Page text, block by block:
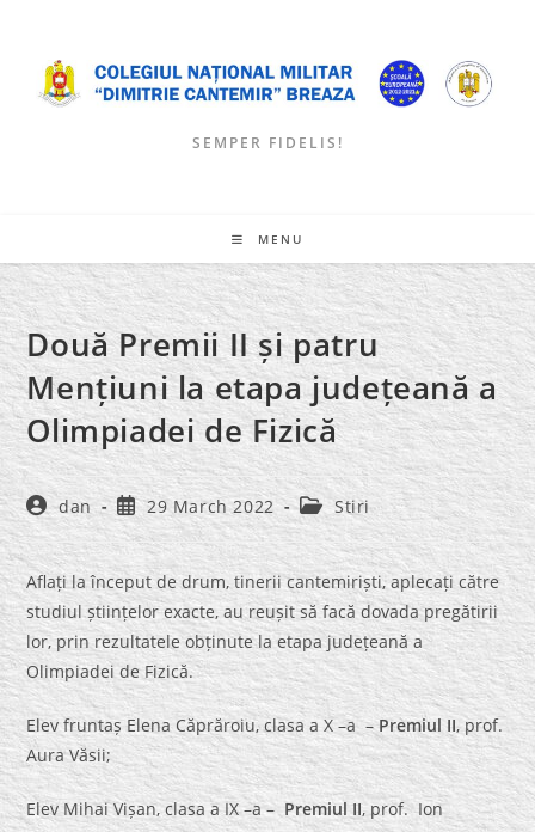
content
SEMPER FIDELIS!
MENU
Două Premii II și patru
Mențiuni la etapa județeană a
Olimpiadei de Fizică
Post
author:
dan
Post
published:
29 March 2022
Post
category:
Stiri
Aflați la început de drum, tinerii cantemiriști, aplecați către
studiul științelor exacte, au reușit să facă dovada pregătirii
lor, prin rezultatele obținute la etapa județeană a
Olimpiadei de Fizică.
Elev fruntaș Elena Căprăroiu, clasa a X –a –Premiul II, prof.
Aura Văsii;
Elev Mihai Vișan, clasa a IX –a – Premiul II, prof. Ion